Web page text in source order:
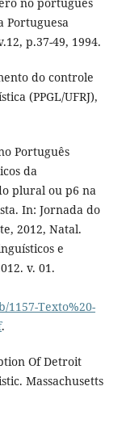
Portuguesa
p.37-49, 1994.
do controle
(PPGL/UFRJ),
Português
da
plural ou p6 na
In: Jornada do
2012, Natal.
e
v. 01.
Texto%20-
.
Of Detroit
Massachusetts